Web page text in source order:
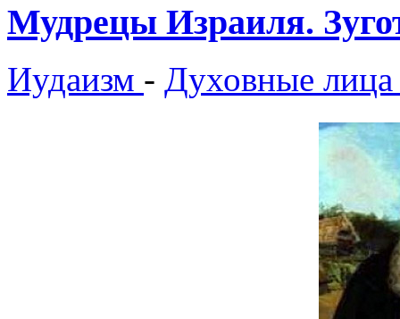
Мудрецы Израиля.
Иудаизм - Духовные